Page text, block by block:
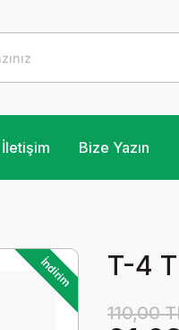
İletişim Bize Yazın
İndirim T-4
110,00